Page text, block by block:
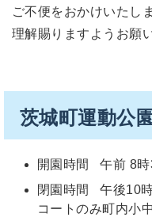
ご不便をおかけいたし
理解賜りますようお願
茨城町運動公
開園時間 午前 8時
閉園時間 午後10
コートのみ町内小